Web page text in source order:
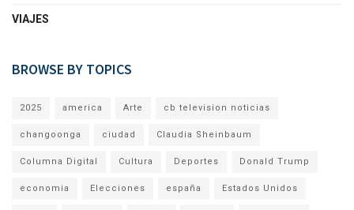
VIAJES
BROWSE BY TOPICS
2025 america Arte cb television noticias
changoonga ciudad Claudia Sheinbaum
Columna Digital Cultura Deportes Donald Trump
economia Elecciones españa Estados Unidos